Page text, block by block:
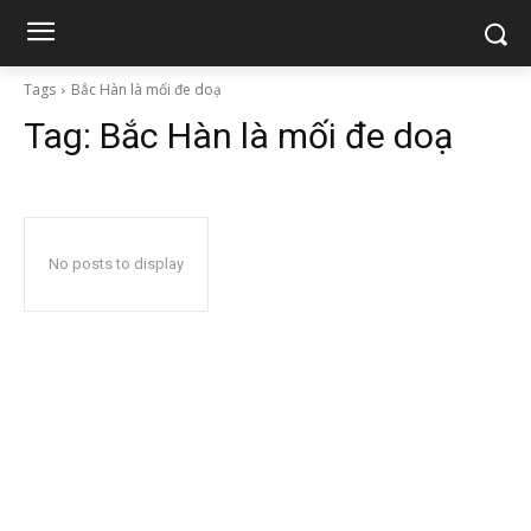
Tags Bắc Hàn là mối đe doạ
Tag: Bắc Hàn là mối đe doạ
No posts to display